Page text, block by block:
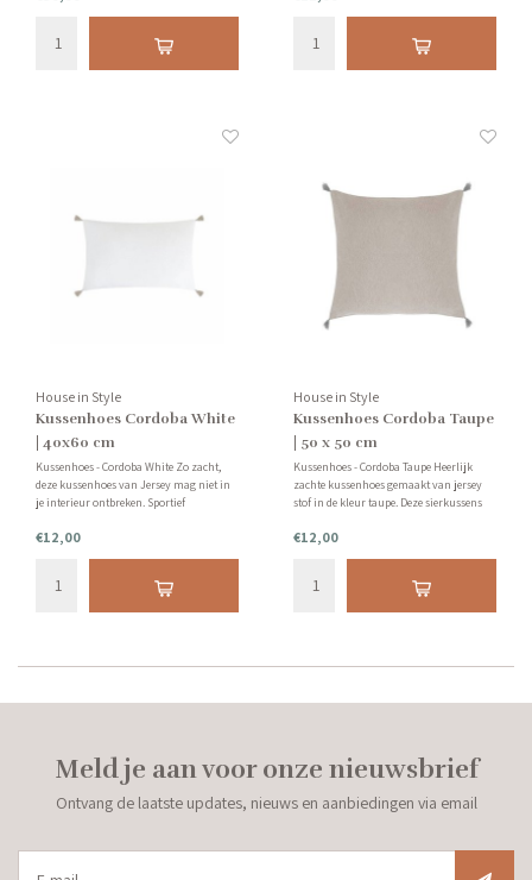
uit 95% polyester en 5% wol.
de vulling meegeleverd, dit wordt altijd
House in Style
Kussenhoes Cordoba White
| 40x60 cm
Kussenhoes - Cordoba White Zo zacht,
deze kussenhoes van Jersey mag niet in
je interieur ontbreken. Sportief
Deze sierkussenhoes is afgewerkt met
leuke flosjes.
€12,00
House in Style
Kussenhoes Cordoba Taupe
| 50 x 50 cm
Kussenhoes - Cordoba Taupe Heerlijk
zachte kussenhoes gemaakt van jersey
stof in de kleur taupe. Deze sierkussens
kan je los bijbestellen.
€12,00
Meld je aan voor onze nieuwsbrief
Ontvang de laatste updates, nieuws en aanbiedingen via email